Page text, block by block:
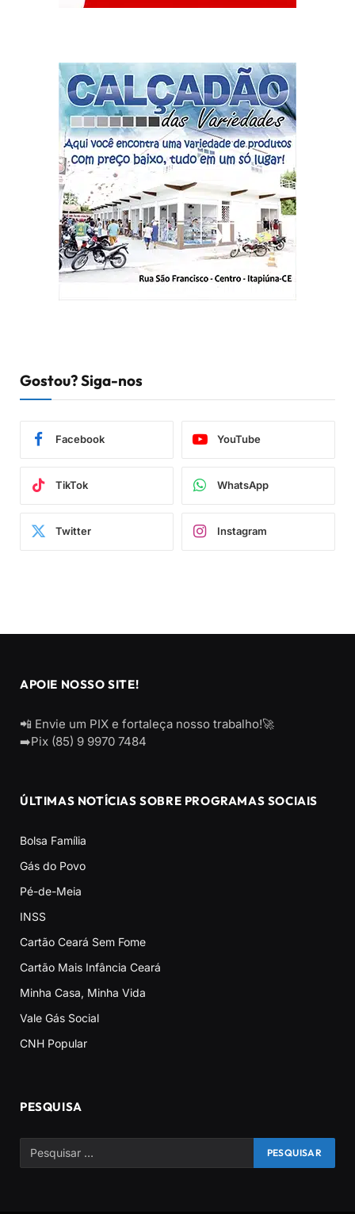
Gostou? Siga-nos
Facebook YouTube
TikTok WhatsApp
Twitter Instagram
APOIE NOSSO SITE!
📲 Envie um PIX e fortaleça nosso trabalho!🚀
➡️Pix (85) 9 9970 7484
ÚLTIMAS NOTÍCIAS SOBRE PROGRAMAS SOCIAIS
Bolsa Família
Gás do Povo
Pé-de-Meia
INSS
Cartão Ceará Sem Fome
Cartão Mais Infância Ceará
Minha Casa, Minha Vida
Vale Gás Social
CNH Popular
PESQUISA